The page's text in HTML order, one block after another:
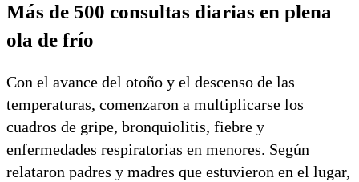
Más de 500 consultas diarias en plena
ola de frío
Con el avance del otoño y el descenso de las
temperaturas, comenzaron a multiplicarse los
cuadros de gripe, bronquiolitis, fiebre y
enfermedades respiratorias en menores. Según
relataron padres y madres que estuvieron en el lugar,